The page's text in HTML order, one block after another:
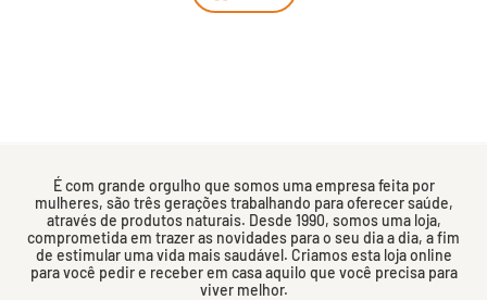
É com grande orgulho que somos uma empresa feita por
mulheres, são três gerações trabalhando para oferecer saúde,
através de produtos naturais. Desde 1990, somos uma loja,
comprometida em trazer as novidades para o seu dia a dia, a fim
de estimular uma vida mais saudável. Criamos esta loja online
para você pedir e receber em casa aquilo que você precisa para
viver melhor.